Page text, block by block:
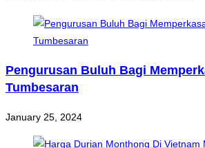
Pengurusan Buluh Bagi
Tumbesaran
January 25, 2024